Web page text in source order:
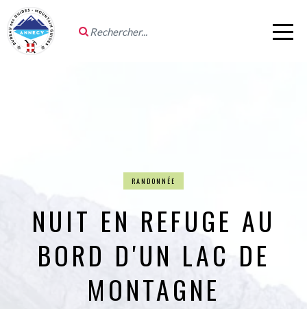
RANDONNÉE
NUIT EN REFUGE AU
BORD D'UN LAC DE
MONTAGNE